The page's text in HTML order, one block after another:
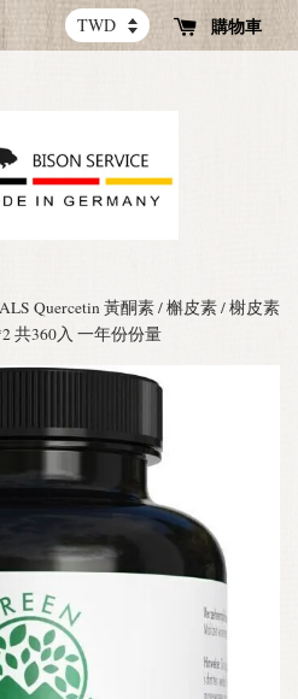
購物車
Quercetin 黃酮素 / 槲皮素 / 榭皮素
共360入 一年份份量